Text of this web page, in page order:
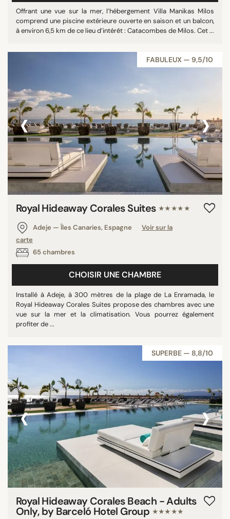
Monaco
Oman
République tchèque
Polynésie française
Madagascar
Lettonie
Honduras
La Grenade
Barbade
Guadeloupe
Malte
Singapour
Namibie
Taïwan
Mongolie
Lituanie
Albanie
Myanmar
Offrant une vue sur la mer, l’hébergement Villa Manikas Milos
comprend une piscine extérieure ouverte en saison et un balcon,
à environ 6,5 km de ce lieu d’intérêt : Catacombes de Milos. Cet ...
FABULEUX — 9,5/10
‹ ›
Royal Hideaway Corales Suites ★★★★★
Adeje — Îles Canaries, Espagne
Voir sur la
carte
65 chambres
CHOISIR UNE CHAMBRE
Installé à Adeje, à 300 mètres de la plage de La Enramada, le
Royal Hideaway Corales Suites propose des chambres avec une
vue sur la mer et la climatisation. Vous pourrez également
profiter de ...
SUPERBE — 8,8/10
‹ ›
Royal Hideaway Corales Beach - Adults
Only, by Barceló Hotel Group ★★★★★